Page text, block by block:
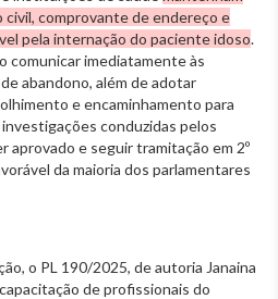
comprovante de endereço e
pela internação do paciente idoso.
comunicar imediatamente às
abandono, além de adotar
e encaminhamento para
conduzidas pelos
aprovado e seguir tramitação em 2º
da maioria dos parlamentares
o PL 190/2025, de autoria Janaina
de profissionais do